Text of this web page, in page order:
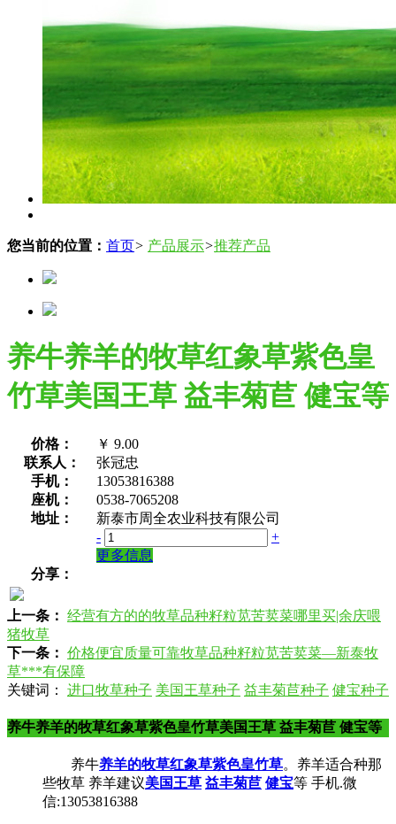
您当前的位置： 首页> 产品展示>推荐产品
养牛养羊的牧草红象草紫色皇
竹草美国王草 益丰菊苣 健宝等
价格： ￥ 9.00
联系人：
张冠忠
手机：
13053816388
座机：
0538-7065208
地址：
新泰市周全农业科技有限公司
-
+
更多信息
分享：
上一条： 经营有方的的牧草品种籽粒苋苦荬菜哪里买|余庆喂
猪牧草
下一条： 价格便宜质量可靠牧草品种籽粒苋苦荬菜—新泰牧
草***有保障
关键词： 进口牧草种子 美国王草种子 益丰菊苣种子 健宝种子
养牛养羊的牧草红象草紫色皇竹草美国王草 益丰菊苣 健宝等
养牛养羊的牧草红象草紫色皇竹草。养羊适合种那
些牧草 养羊建议美国王草 益丰菊苣 健宝等 手机.微
信:13053816388